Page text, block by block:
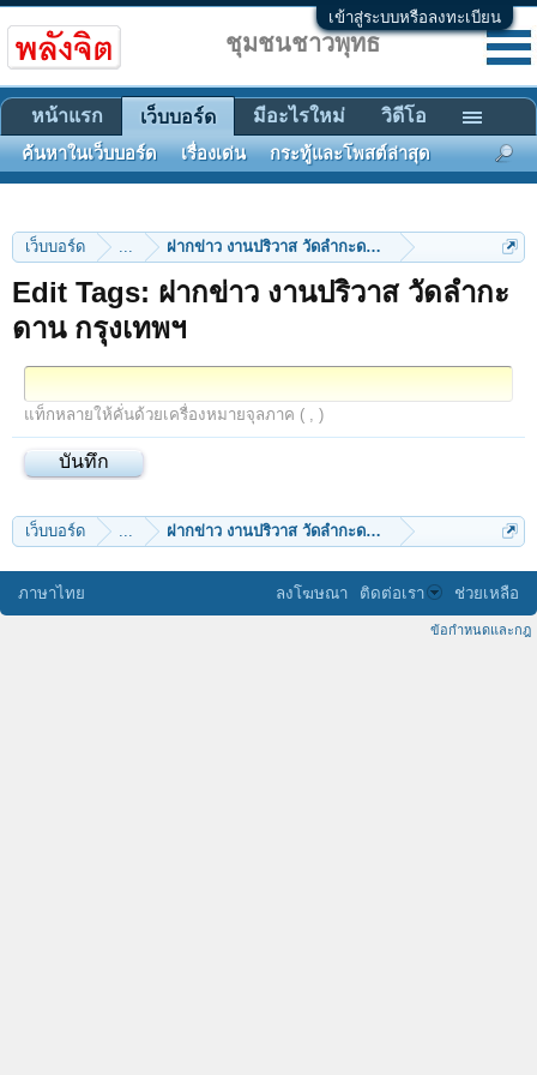
เข้าสู่ระบบหรือลงทะเบียน
เว็บบอร์ด ... ฝากข่าว งานปริวาส วัดลำกะดาน กรุงเทพฯ
Edit Tags: ฝากข่าว งานปริวาส วัดลำกะ
ดาน กรุงเทพฯ
แท็กหลายให้คั่นด้วยเครื่องหมายจุลภาค ( , )
เว็บบอร์ด ... ฝากข่าว งานปริวาส วัดลำกะดาน กรุงเทพฯ
ชุมชนชาวพุทธ
หน้าแรก เว็บบอร์ด
ค้นหาในเว็บบอร์ด เรื่องเด่น กระทู้และโพสต์ล่าสุด
มีอะไรใหม่ วิดีโอ
ภาษาไทย ลงโฆษณา ติดต่อเรา ช่วยเหลือ
ข้อกำหนดและกฎ